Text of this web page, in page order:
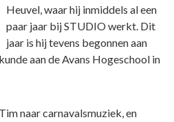
Heuvel, waar hij inmiddels al een
paar jaar bij STUDIO werkt. Dit
jaar is hij tevens begonnen aan
aan de Avans Hogeschool in
naar carnavalsmuziek, en